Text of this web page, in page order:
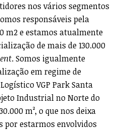
nos vários segmentos
responsáveis pela
m2 e estamos atualmente
de mais de 130.000
. Somos igualmente
em regime de
VGP Park Santa
Industrial no Norte do
m², o que nos deixa
por estarmos envolvidos